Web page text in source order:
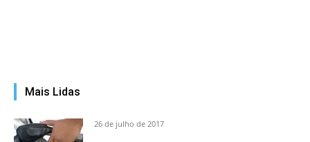
Mais Lidas
26 de julho de 2017